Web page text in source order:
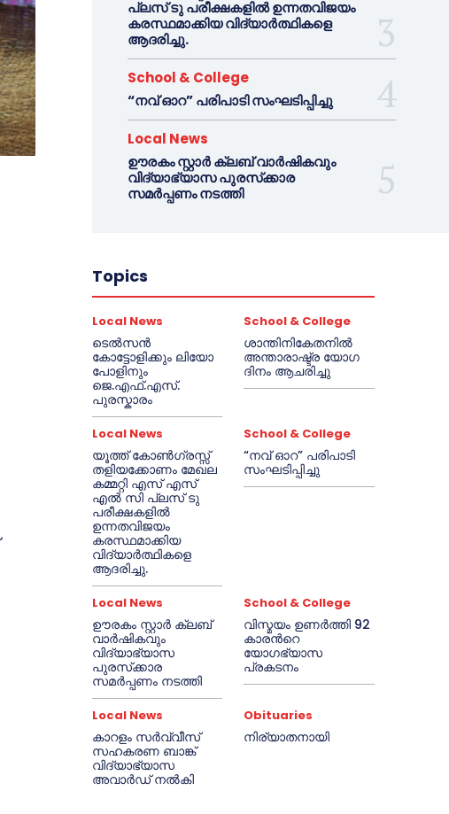
പ്ലസ് ടു പരീക്ഷകളിൽ ഉന്നതവിജയം
കരസ്ഥമാക്കിയ വിദ്യാർത്ഥികളെ
ആദരിച്ചു.
School & College
“നവ് ഓറ” പരിപാടി സംഘടിപ്പിച്ചു
Local News
ഊരകം സ്റ്റാർ ക്ലബ് വാർഷികവും
വിദ്യാഭ്യാസ പുരസ്‌ക്കാര
സമർപ്പണം നടത്തി
Topics
Local News
ടെൽസൻ
കോട്ടോളിക്കും ലിയോ
പോളിനും
ജെ.എഫ്.എസ്.
പുരസ്കാരം
School & College
ശാന്തിനികേതനിൽ
അന്താരാഷ്ട്ര യോഗ
ദിനം ആചരിച്ചു
Local News
യൂത്ത് കോൺഗ്രസ്സ്
തളിയക്കോണം മേഖല
കമ്മറ്റി എസ് എസ്
എൽ സി പ്ലസ് ടു
പരീക്ഷകളിൽ
ഉന്നതവിജയം
കരസ്ഥമാക്കിയ
വിദ്യാർത്ഥികളെ
ആദരിച്ചു.
School & College
“നവ് ഓറ” പരിപാടി
സംഘടിപ്പിച്ചു
Local News
ഊരകം സ്റ്റാർ ക്ലബ്
വാർഷികവും
വിദ്യാഭ്യാസ
പുരസ്‌ക്കാര
സമർപ്പണം നടത്തി
School & College
വിസ്മയം ഉണർത്തി 92
കാരൻറെ
യോഗഭ്യാസ
പ്രകടനം
Local News
കാറളം സർവ്വീസ്
സഹകരണ ബാങ്ക്
വിദ്യാഭ്യാസ
അവാർഡ് നൽകി
Obituaries
നിര്യാതനായി